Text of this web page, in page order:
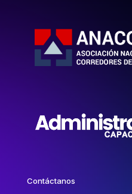
Contáctanos